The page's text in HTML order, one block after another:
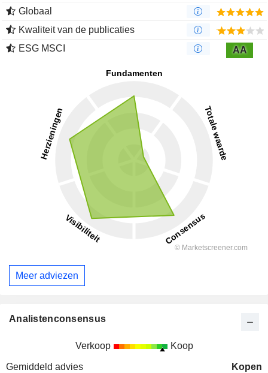
Globaal
Kwaliteit van de publicaties
ESG MSCI
AA
Meer adviezen
Analistenconsensus
Verkoop Koop
Gemiddeld advies
Kopen